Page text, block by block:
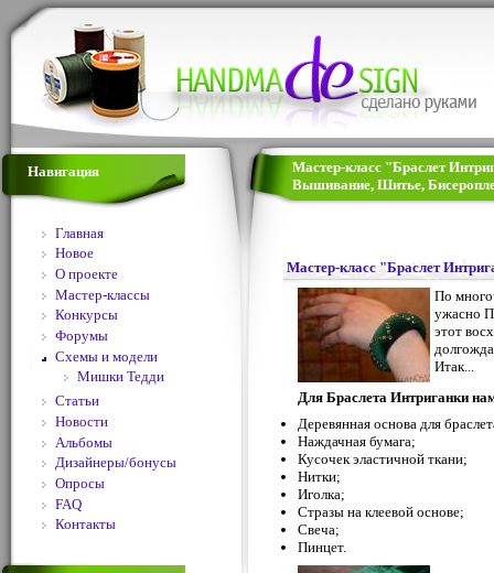
Навигация
Главная
Новое
О проекте
Мастер-классы
Конкурсы
Форумы
Схемы и модели
Мишки Тедди
Статьи
Новости
Альбомы
Дизайнеры/бонусы
Опросы
FAQ
Контакты
Мастер-класс "Браслет
Вышивание, Шитье,
Мастер-класс "Браслет
По
ужасно
этот
Итак...
Для Браслета Интриганки
Деревянная основа для
Наждачная бумага;
Кусочек эластичной ткани;
Нитки;
Иголка;
Стразы на клеевой основе;
Свеча;
Пинцет.